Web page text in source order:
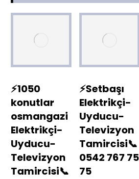
⚡1050
konutlar
osmangazi
Elektrikçi-
Uyducu-
Televizyon
Tamircisi📞
⚡Setbaşı
Elektrikçi-
Uyducu-
Televizyon
Tamircisi📞
0542 767 75
75